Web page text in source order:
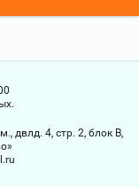
двлд. 4, стр. 2, блок В,